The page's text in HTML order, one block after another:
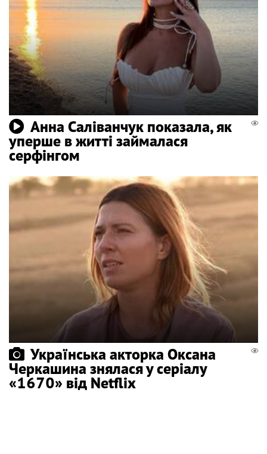
Анна Саліванчук показала, як
уперше в житті займалася
серфінгом
Українська акторка Оксана
Черкашина знялася у серіалу
«1670» від Netflix